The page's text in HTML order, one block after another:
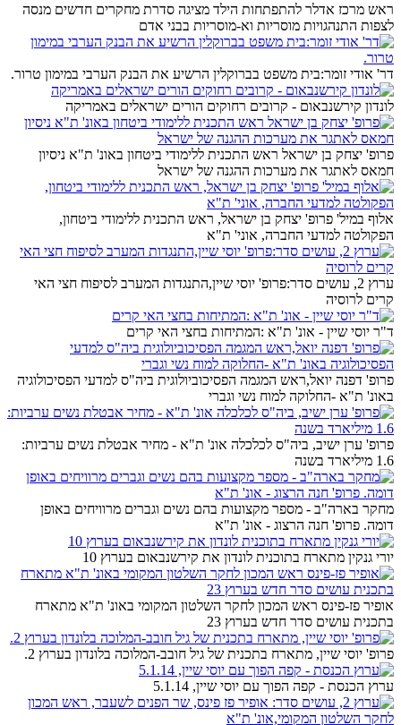
ראש מרכז אדלר להתפתחות הילד מציגה סדרת מחקרים חדשים מנסה
לצפות התנהגויות מוסריות וא-מוסריות בבני אדם
דר' אודי זומר:בית משפט בברוקלין הרשיע את הבנק הערבי במימון טרור.
לונדון קירשנבאום - קרובים רחוקים הורים ישראלים באמריקה
פרופ' יצחק בן ישראל ראש התכנית ללימודי ביטחון באונ' ת"א ניסיון
חמאס לאתגר את מערכות ההגנה של ישראל
אלוף במיל' פרופ' יצחק בן ישראל, ראש התכנית ללימודי ביטחון,
הפקולטה למדעי החברה, אוני' ת"א
ערוץ 2, עושים סדר:פרופ' יוסי שיין,התנגדות המערב לסיפוח חצי האי
קרים לרוסיה
ד"ר יוסי שיין - אונ' ת"א :המתיחות בחצי האי קרים
פרופ' דפנה יואל,ראש המגמה הפסיכוביולוגית ביה"ס למדעי הפסיכולוגיה
באונ' ת"א -החלוקה למוח נשי וגברי
פרופ' ערן ישיב, ביה"ס לכלכלה אונ' ת"א - מחיר אבטלת נשים ערביות:
1.6 מיליארד בשנה
מחקר בארה"ב - מספר מקצועות בהם נשים וגברים מרוויחים באופן
דומה. פרופ' חנה הרצוג - אונ' ת"א
יורי גנקין מתארח בתוכנית לונדון את קירשנבאום בערוץ 10
אופיר פז-פינס ראש המכון לחקר השלטון המקומי באונ' ת"א מתארח
בתכנית עושים סדר חדש בערוץ 23
פרופ' יוסי שיין, מתארח בתכנית של גיל חובב-המלוכה בלונדון בערוץ 2.
ערוץ הכנסת - קפה הפוך עם יוסי שיין, 5.1.14